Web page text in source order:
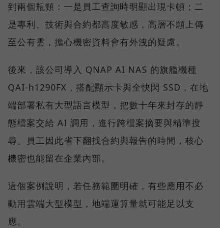
到兩個瓶頸：一是員工查詢時明顯出現卡頓；二
是專利、技術與合約都高度敏感，高層不願上傳
至公有雲，擔心機密資料會有外洩的疑慮。
後來，該公司導入 QNAP AI NAS 的旗艦機種
QAI-h1290FX，搭配顯示卡與全快閃 SSD，在地
端部署私有大型語言模型，把數十年來封存的靜
態檔案交給 AI 調用，進行跨檔案摘要與精準搜
尋。員工因此省下翻找合約與報告的時間，核心
機密也能留在企業內部。
這個案例說明，若任務範圍明確，有些應用不必
動用雲端大型模型，地端運算量就可能足以支
應。